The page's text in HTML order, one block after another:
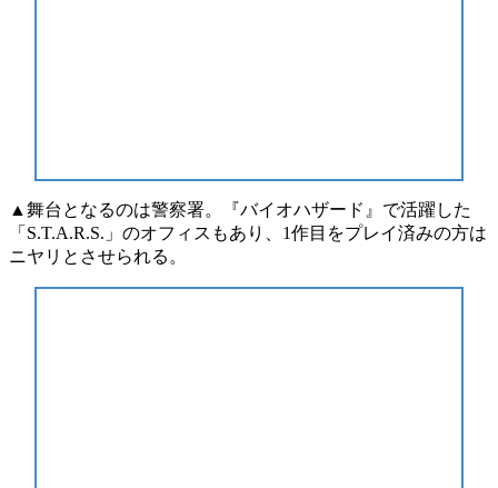
▲舞台となるのは警察署。『バイオハザード』で活躍した
「S.T.A.R.S.」のオフィスもあり、1作目をプレイ済みの方は
ニヤリとさせられる。